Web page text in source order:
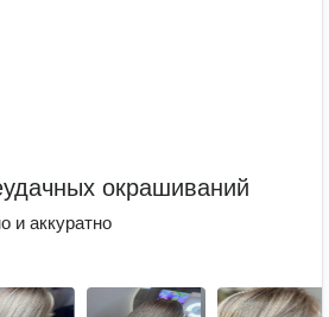
окрашиваний
и аккуратно